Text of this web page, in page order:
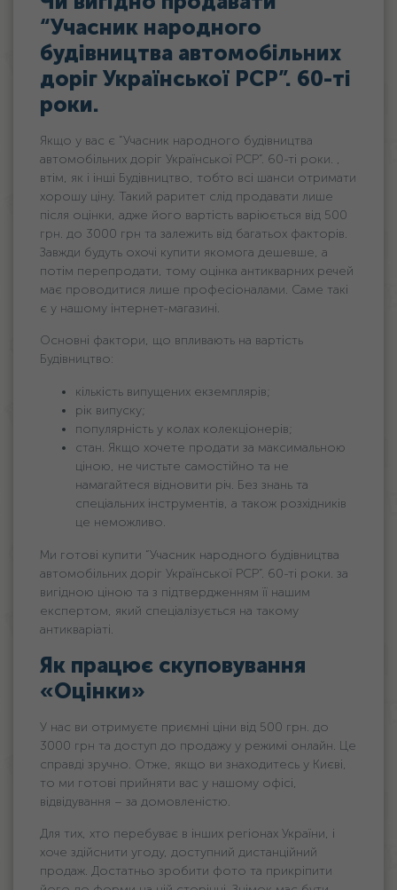
“Учасник народного
будівництва автомобільних
доріг Української РСР”. 60-ті
роки.
Якщо у вас є “Учасник народного будівництва
автомобільних доріг Української РСР”. 60-ті роки. ,
втім, як і інші Будівництво, тобто всі шанси отримати
хорошу ціну. Такий раритет слід продавати лише
після оцінки, адже його вартість варіюється від 500
грн. дo 3000 грн та залежить від багатьох факторів.
Завжди будуть охочі купити якомога дешевше, а
потім перепродати, тому оцінка антикварних речей
має проводитися лише професіоналами. Саме такі
є у нашому інтернет-магазині.
Основні фактори, що впливають на вартість
Будівництво:
кількість випущених екземплярів;
рік випуску;
популярність у колах колекціонерів;
стан. Якщо хочете продати за максимальною
ціною, не чистьте самостійно та не
намагайтеся відновити річ. Без знань та
спеціальних інструментів, а також розхідників
це неможливо.
Ми готові купити “Учасник народного будівництва
автомобільних доріг Української РСР”. 60-ті роки. за
вигідною ціною та з підтвердженням її нашим
експертом, який спеціалізується на такому
антикваріаті.
Як працює скуповування
«Оцінки»
У нас ви отримуєте приємні ціни від 500 грн. дo
3000 грн та доступ до продажу у режимі онлайн. Це
справді зручно. Отже, якщо ви знаходитесь у Києві,
то ми готові прийняти вас у нашому офісі,
відвідування – за домовленістю.
Для тих, хто перебуває в інших регіонах України, і
хоче здійснити угоду, доступний дистанційний
продаж. Достатньо зробити фото та прикріпити